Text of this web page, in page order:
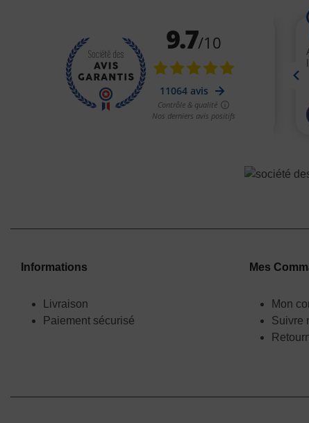
Informations
Livraison
Paiement sécurisé
Mes
Mon
Suivre